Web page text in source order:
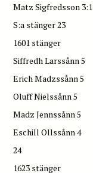
Matz Sigfredsson 3:1
S:a stänger 23
1601 stänger
Siffredh Larssånn 5
Erich Madzssånn 5
Oluff Nielssånn 5
Madz Jennssånn 5
Eschill Ollssånn 4
24
1623 stänger